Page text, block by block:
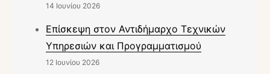
14 Ιουνίου 2026
Επίσκεψη στον Αντιδήμαρχο Τεχνικών
Υπηρεσιών και Προγραμματισμού
12 Ιουνίου 2026